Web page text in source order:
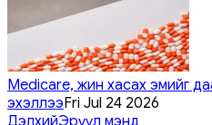
Medicare, жин хасах эмийг
эхэллээFri Jul 24 2026
ДэлхийЭрүүл мэнд